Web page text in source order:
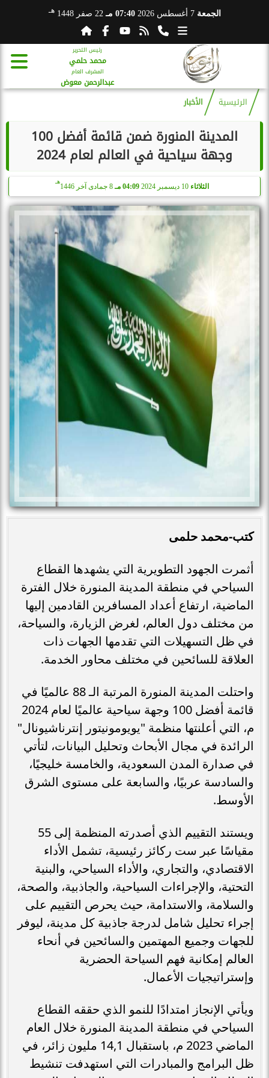
الجمعة 7 أغسطس 2026 07:40 مـ 22 صفر 1448 هـ
رئيس التحرير
محمد حلمي
المشرف العام
عبدالرحمن معوض
الرئيسية الأخبار
المدينة المنورة ضمن قائمة أفضل 100
وجهة سياحية في العالم لعام 2024
الثلاثاء 04:09 مـ 8 جمادى آخر 1446
هـ
كتب-محمد حلمى
أثمرت الجهود التطويرية التي يشهدها القطاع
السياحي في منطقة المدينة المنورة خلال الفترة
الماضية، ارتفاع أعداد المسافرين القادمين إليها
من مختلف دول العالم، لغرض الزيارة، والسياحة،
في ظل التسهيلات التي تقدمها الجهات ذات
العلاقة للسائحين في مختلف محاور الخدمة.
واحتلت المدينة المنورة المرتبة الـ 88 عالميًا في
قائمة أفضل 100 وجهة سياحية عالميًا لعام 2024
م، التي أعلنتها منظمة "يويومونيتور إنترناشيونال"
الرائدة في مجال الأبحاث وتحليل البيانات، لتأتي
في صدارة المدن السعودية، والخامسة خليجيًا،
والسادسة عربيًا، والسابعة على مستوى الشرق
الأوسط.
ويستند التقييم الذي أصدرته المنظمة إلى 55
مقياسًا عبر ست ركائز رئيسية، تشمل الأداء
الاقتصادي، والتجاري، والأداء السياحي، والبنية
التحتية، والإجراءات السياحية، والجاذبية، والصحة،
والسلامة، والاستدامة، حيث يحرص التقييم على
إجراء تحليل شامل لدرجة جاذبية كل مدينة، ليوفر
للجهات وجميع المهتمين والسائحين في أنحاء
العالم إمكانية فهم السياحة الحضرية
وإستراتيجيات الأعمال.
ويأتي الإنجاز امتدادًا للنمو الذي حققه القطاع
السياحي في منطقة المدينة المنورة خلال العام
الماضي 2023 م، باستقبال 14,1 مليون زائر، في
ظل البرامج والمبادرات التي استهدفت تنشيط